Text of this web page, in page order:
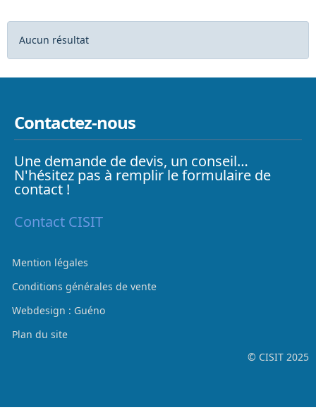
Info
Aucun résultat
Contactez-nous
Une demande de devis, un conseil…
N'hésitez pas à remplir le formulaire de
contact !
Contact CISIT
Mention légales
Conditions générales de vente
Webdesign : Guéno
Plan du site
© CISIT 2025